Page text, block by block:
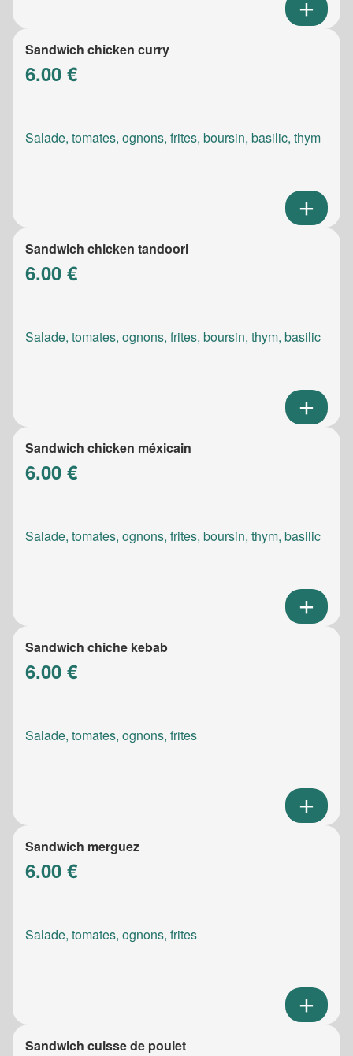
Sandwich chicken curry
6.00 €
Salade, tomates, ognons, frites, boursin, basilic, thym
Sandwich chicken tandoori
6.00 €
Salade, tomates, ognons, frites, boursin, thym, basilic
Sandwich chicken méxicain
6.00 €
Salade, tomates, ognons, frites, boursin, thym, basilic
Sandwich chiche kebab
6.00 €
Salade, tomates, ognons, frites
Sandwich merguez
6.00 €
Salade, tomates, ognons, frites
Sandwich cuisse de poulet